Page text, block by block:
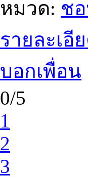
หมวด: ช
รายละเอี
บอกเพื่อน
0/5
1
2
3